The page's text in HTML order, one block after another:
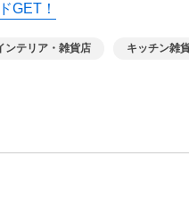
GET！
ンテリア・雑貨店 キッチン雑